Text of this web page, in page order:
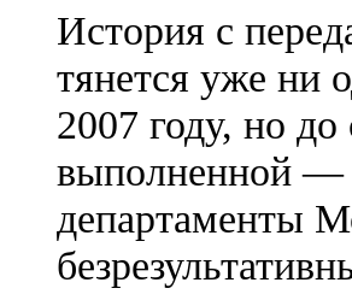
История с
тянется уже ни
2007 году, но до
выполненной —
департаменты